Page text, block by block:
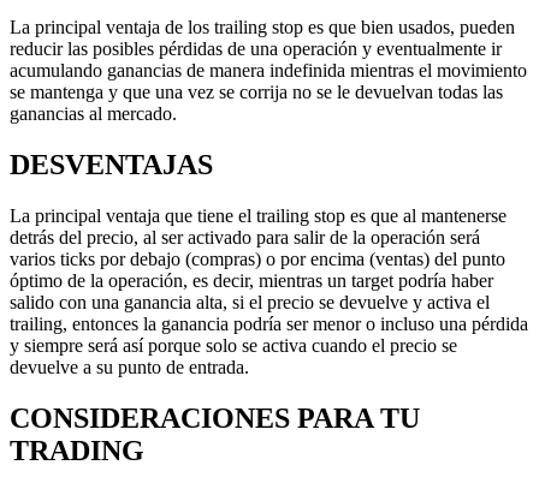
La principal ventaja de los trailing stop es que bien usados, pueden
reducir las posibles pérdidas de una operación y eventualmente ir
acumulando ganancias de manera indefinida mientras el movimiento
se mantenga y que una vez se corrija no se le devuelvan todas las
ganancias al mercado.
DESVENTAJAS
La principal ventaja que tiene el trailing stop es que al mantenerse
detrás del precio, al ser activado para salir de la operación será
varios ticks por debajo (compras) o por encima (ventas) del punto
óptimo de la operación, es decir, mientras un target podría haber
salido con una ganancia alta, si el precio se devuelve y activa el
trailing, entonces la ganancia podría ser menor o incluso una pérdida
y siempre será así porque solo se activa cuando el precio se
devuelve a su punto de entrada.
CONSIDERACIONES PARA TU
TRADING